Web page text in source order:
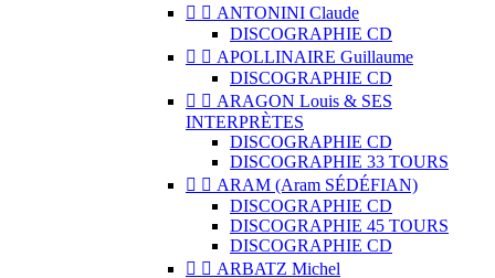
  ANTONINI Claude
DISCOGRAPHIE CD
  APOLLINAIRE Guillaume
DISCOGRAPHIE CD
  ARAGON Louis & SES
INTERPRÈTES
DISCOGRAPHIE CD
DISCOGRAPHIE 33 TOURS
  ARAM (Aram SÉDÉFIAN)
DISCOGRAPHIE CD
DISCOGRAPHIE 45 TOURS
DISCOGRAPHIE CD
  ARBATZ Michel